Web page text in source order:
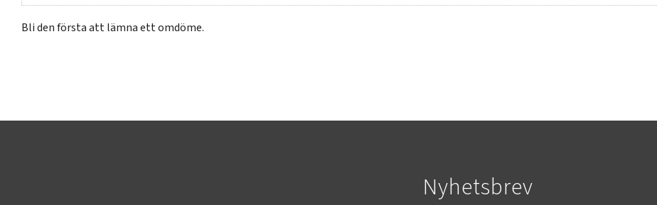
Bli den första att lämna ett omdöme.
Nyhetsbrev